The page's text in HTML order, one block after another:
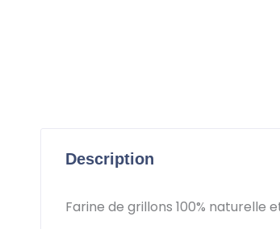
Description
Farine de grillons 100% naturelle